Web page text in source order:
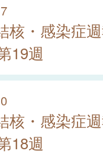
核・感染症
19週
核・感染症
18週